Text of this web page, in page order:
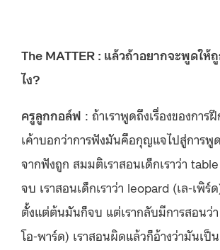
The MATTER : แล้วถ้าอยากจะพูดให้
ไง?
ครูลูกกอล์ฟ : ถ้าเราพูดถึงเรื่องของกา
เค้าบอกว่าการฟังมันคือกุญแจไปสู่การพูด
จากฟังถูก สมมติเราสอนเด็กเราว่า
จบ เราสอนเด็กเราว่า leopard (เล-เพิร์
ตั้งแต่ต้นมันก็จบ แต่เรากลับมีการสอนว่
โอ-พาร์ด) เราสอนผิดแล้วก็อ้างว่ามันเป็